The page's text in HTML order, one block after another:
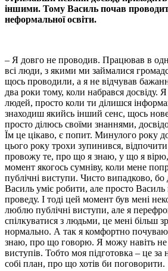
іншими. Тому Василь почав
неформальної освіти.
– Я довго не проводив. Працював в
всі люди, з якими ми займалися
щось проводили, а я не відчував
два роки тому, коли набрався досвіду.
людей, просто коли ти ділишся
знаходиш якийсь інший сенс, щось
просто ділюсь своїми знаннями,
Їм це цікаво, є попит. Минулого року
цього року трохи зупинився,
провожу те, про що я знаю, у що я
момент якогось сумніву, коли мене
публічні виступи. Чисто випадково,
Василь уміє робити, але просто Василь
проведу. І тоді цей момент був мені
люблю публічні виступи, але я
спілкуватися з людьми, це мені більш
нормально. А так я комфортно
знаю, про що говорю. Я можу навіть не
виступів. Тобто моя підготовка – це за
собі план, про що хотів би поговорити.